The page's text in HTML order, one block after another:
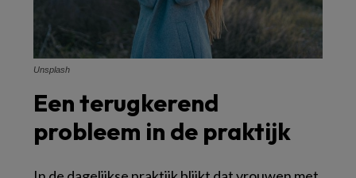
Unsplash
Een terugkerend
probleem in de praktijk